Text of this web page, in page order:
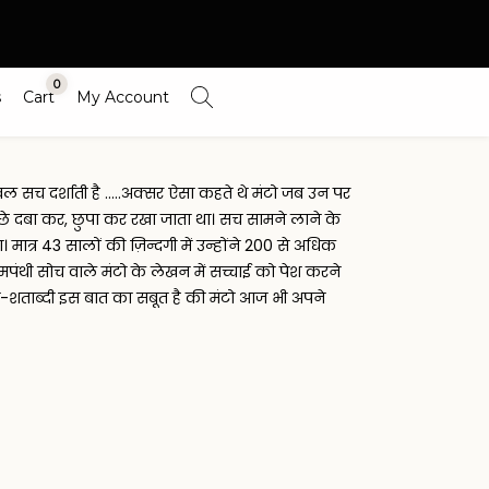
Cart
0
My Account
सच दर्शाती है .....अक्सर ऐसा कहते थे मंटो जब उन पर
कर, छुपा कर रखा जाता था। सच सामने लाने के
43 सालों की ज़िन्दगी में उन्होंने 200 से अधिक
सोच वाले मंटो के लेखन में सच्चाई को पेश करने
शताब्दी इस बात का सबूत है की मंटो आज भी अपने